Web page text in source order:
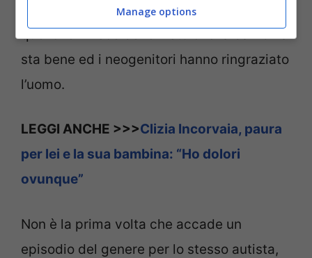
clacson e lanciando l’allarme. Tutto è bene
quel che finisce bene visto che la bambina
sta bene ed i neogenitori hanno ringraziato
l’uomo.
LEGGI ANCHE >>>Clizia Incorvaia, paura
per lei e la sua bambina: “Ho dolori
ovunque”
Non è la prima volta che accade un
episodio del genere per lo stesso autista,
Manage options